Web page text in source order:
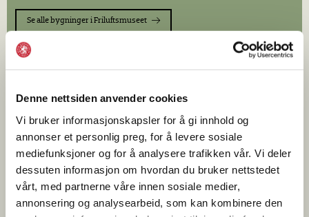
Denne nettsiden anvender cookies
Vi bruker informasjonskapsler for å gi innhold og
annonser et personlig preg, for å levere sosiale
mediefunksjoner og for å analysere trafikken vår. Vi deler
dessuten informasjon om hvordan du bruker nettstedet
vårt, med partnerne våre innen sosiale medier,
annonsering og analysearbeid, som kan kombinere den
Se alle bygninger i Friluftsmuseet
INNENDØRS UTSTILLINGER
Hver dag i sommer: Utforsk utstillinger om dagligliv og
livsvilkår i Norge fra 1500-tallet og inn i vår egen tid.